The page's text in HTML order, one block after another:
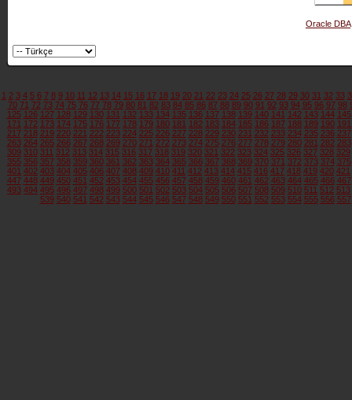
Oracle DBA
1 2 3 4 5 6 7 8 9 10 11 12 13 14 15 16 17 18 19 20 21 22 23 24 25 26 27 28 29 30 31 32 33
70 71 72 73 74 75 76 77 78 79 80 81 82 83 84 85 86 87 88 89 90 91 92 93 94 95 96 97 98
125 126 127 128 129 130 131 132 133 134 135 136 137 138 139 140 141 142 143 144 145
171 172 173 174 175 176 177 178 179 180 181 182 183 184 185 186 187 188 189 190 191
217 218 219 220 221 222 223 224 225 226 227 228 229 230 231 232 233 234 235 236 237
263 264 265 266 267 268 269 270 271 272 273 274 275 276 277 278 279 280 281 282 283
309 310 311 312 313 314 315 316 317 318 319 320 321 322 323 324 325 326 327 328 329
355 356 357 358 359 360 361 362 363 364 365 366 367 368 369 370 371 372 373 374 375
401 402 403 404 405 406 407 408 409 410 411 412 413 414 415 416 417 418 419 420 421
447 448 449 450 451 452 453 454 455 456 457 458 459 460 461 462 463 464 465 466 467
493 494 495 496 497 498 499 500 501 502 503 504 505 506 507 508 509 510 511 512 513
539 540 541 542 543 544 545 546 547 548 549 550 551 552 553 554 555 556 557